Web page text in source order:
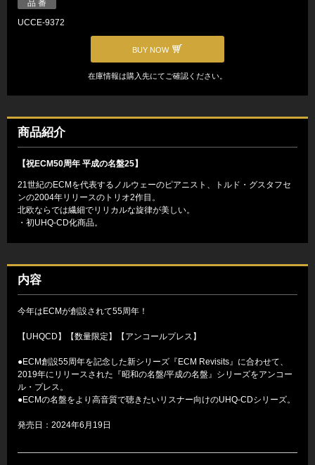
品 番
UCCE-9372
BUY NOW
在庫情報は購入先にてご確認ください。
商品紹介
【祝ECM50周年 平成の名盤25】
21世紀のECMを代表するノルウェーのピアニスト、トルド・グスタフセ
ンの2004年リリースのトリオ2作目。
北欧ならでは繊細でリリカルな旋律が美しい。
・初UHQ-CD化商品。
内容
今年はECMが創設されて55周年！
【UHQCD】【数量限定】【アンコールプレス】
●ECM創設55周年を記念した新シリーズ『ECM Revisits』に合わせて、
2019年にリリースされた『昭和の名盤/平成の名盤』シリーズをアンコー
ル・プレス。
●ECMの名盤をより高音質で聴きたいリスナー向けのUHQ-CDシリーズ。
発売日：2024年6月19日